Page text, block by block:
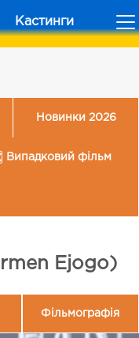
Кастинги
Новинки 2026
Випадковий фільм
Ejogo)
Фільмографія